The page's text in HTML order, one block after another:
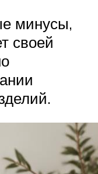
минусы,
своей